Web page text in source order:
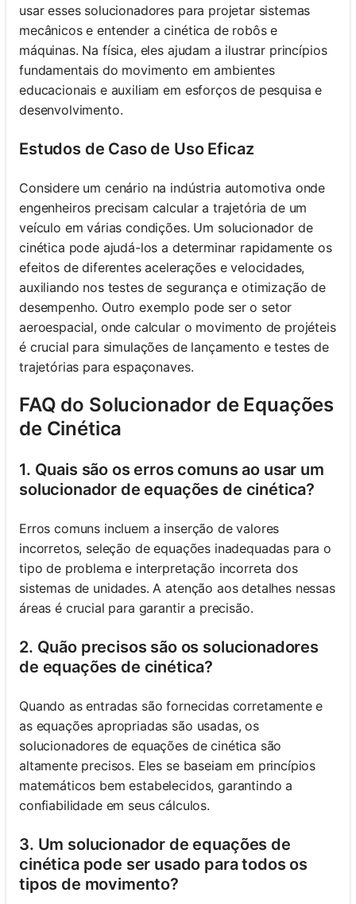
usar esses solucionadores para projetar sistemas
mecânicos e entender a cinética de robôs e
máquinas. Na física, eles ajudam a ilustrar princípios
fundamentais do movimento em ambientes
educacionais e auxiliam em esforços de pesquisa e
desenvolvimento.
Estudos de Caso de Uso Eficaz
Considere um cenário na indústria automotiva onde
engenheiros precisam calcular a trajetória de um
veículo em várias condições. Um solucionador de
cinética pode ajudá-los a determinar rapidamente os
efeitos de diferentes acelerações e velocidades,
auxiliando nos testes de segurança e otimização de
desempenho. Outro exemplo pode ser o setor
aeroespacial, onde calcular o movimento de projéteis
é crucial para simulações de lançamento e testes de
trajetórias para espaçonaves.
FAQ do Solucionador de Equações
de Cinética
1. Quais são os erros comuns ao usar um
solucionador de equações de cinética?
Erros comuns incluem a inserção de valores
incorretos, seleção de equações inadequadas para o
tipo de problema e interpretação incorreta dos
sistemas de unidades. A atenção aos detalhes nessas
áreas é crucial para garantir a precisão.
2. Quão precisos são os solucionadores
de equações de cinética?
Quando as entradas são fornecidas corretamente e
as equações apropriadas são usadas, os
solucionadores de equações de cinética são
altamente precisos. Eles se baseiam em princípios
matemáticos bem estabelecidos, garantindo a
confiabilidade em seus cálculos.
3. Um solucionador de equações de
cinética pode ser usado para todos os
tipos de movimento?